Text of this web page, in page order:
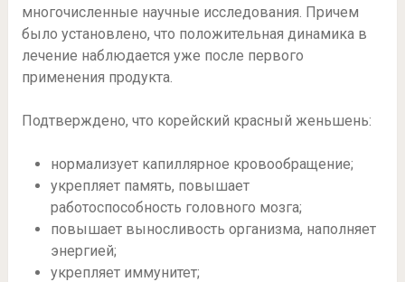
многочисленные научные исследования. Причем
было установлено, что положительная динамика в
лечение наблюдается уже после первого
применения продукта.
Подтверждено, что корейский красный женьшень:
нормализует капиллярное кровообращение;
укрепляет память, повышает
работоспособность головного мозга;
повышает выносливость организма, наполняет
энергией;
укрепляет иммунитет;